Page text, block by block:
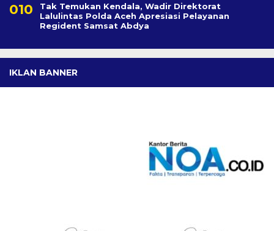
Tak Temukan Kendala, Wadir Direktorat
Lalulintas Polda Aceh Apresiasi Pelayanan
Regident Samsat Abdya
IKLAN BANNER